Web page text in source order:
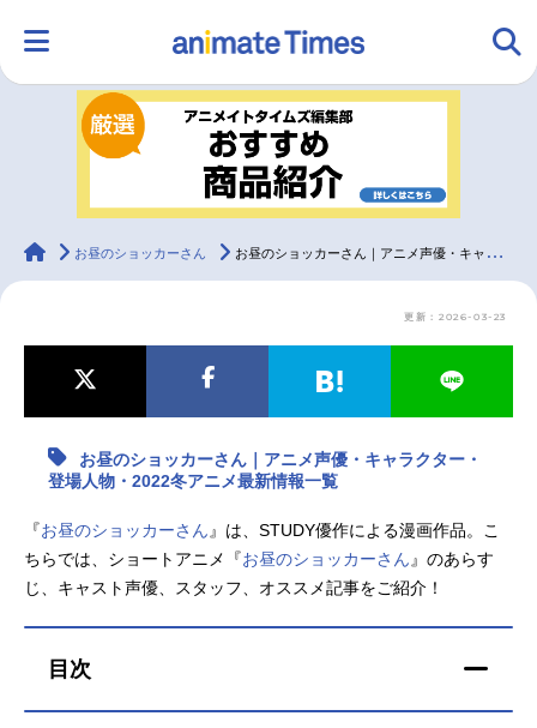
ランキング アニメ
ラジオ みんなの声
最新記事一覧
アニメ記事一覧 声優記事一覧
アニメ映画一覧 実写化映画一覧
今期アニメ曜日別一覧
春アニメ
animateTimes
お昼のショッカーさん お昼のショッカーさん｜アニメ声優・キャラクター・登場人物・2022冬アニメ最新情報一覧
更新：2026-03-23
お昼のショッカーさん｜アニメ声優・キャラクター・
登場人物・2022冬アニメ最新情報一覧
『お昼のショッカーさん 』は、STUDY優作による漫画作品。こ
ちらでは、ショートアニメ『お昼のショッカーさん 』のあらす
じ、キャスト声優、スタッフ、オススメ記事をご紹介！
目次